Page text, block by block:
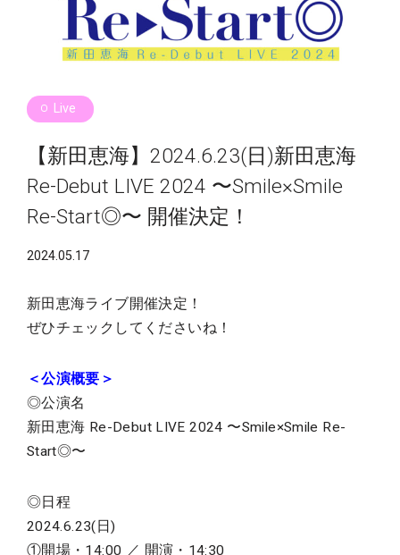
Live
【新田恵海】2024.6.23(日)新田恵海
Re-Debut LIVE 2024 〜Smile×Smile
Re-Start◎〜 開催決定！
2024.05.17
新田恵海ライブ開催決定！
ぜひチェックしてくださいね！
＜公演概要＞
◎公演名
新田恵海 Re-Debut LIVE 2024 〜Smile×Smile Re-
Start◎〜
◎日程
2024.6.23(日)
①開場・14:00 ／ 開演・14:30